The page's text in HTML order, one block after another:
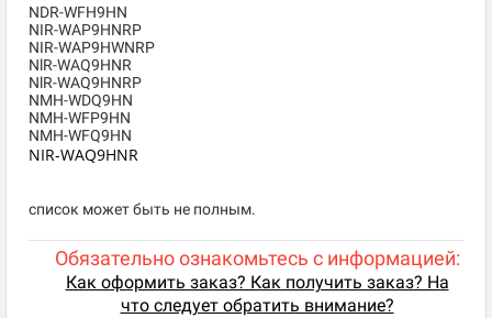
NDR-WFH9HN
NIR-WAP9HNRP
NIR-WAP9HWNRP
NlR-WAQ9HNR
NlR-WAQ9HNRP
NMH-WDQ9HN
NMH-WFP9HN
NMH-WFQ9HN
NIR-WAQ9HNR
список может быть не полным.
Обязательно ознакомьтесь с информацией:
Как оформить заказ? Как получить заказ? На
что следует обратить внимание?